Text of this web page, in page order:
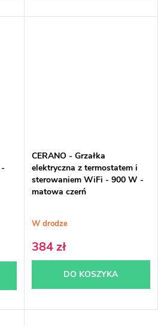
-
CERANO - Grzałka
elektryczna z termostatem i
sterowaniem WiFi - 900 W -
matowa czerń
W drodze
384 zł
DO KOSZYKA